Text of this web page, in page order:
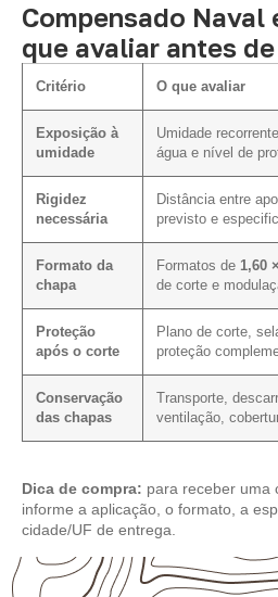
Compensado Naval
que avaliar antes
Critério O que avaliar
Exposição à
umidade
Umidade
água e nível de
Rigidez
necessária
Distância entre
previsto e
Formato da
chapa
Formatos de 1,60
de corte e
Proteção
após o corte
Plano de corte,
proteção
Conservação
das chapas
Transporte,
ventilação,
Dica de compra: para receber uma
informe a aplicação, o formato, a
cidade/UF de entrega.